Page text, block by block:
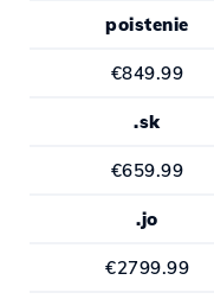
poistenie
€849.99
.sk
€659.99
.jo
€2799.99